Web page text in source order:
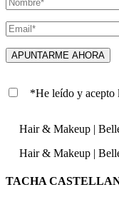
*He leído y acepto
Hair & Makeup |
Hair & Makeup |
TACHA